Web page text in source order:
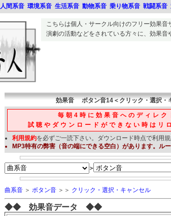
こちらは個人・サークル向けのフリー効果音
演劇の活動などをされている方々に、 効果音
効果音ボタン音14＜クリック・選択・
毎朝4時に効果音へのディレク
試聴やダウンロードができない時はリ
利用規約を必ずご一読下さい。 ダウンロード時点で利用
MP3特有の弊害（音の端にできる空白）があります。ル
＞
曲系音 ＞ ボタン音 ＞＞ クリック・選択・キャンセル
◆◆ 効果音データ ◆◆
人間系音 環境系音 生活系音 動物系音 乗り物系音 戦闘系音